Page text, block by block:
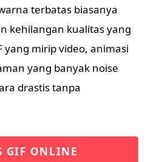
terbatas biasanya
kehilangan kualitas yang
yang mirip video, animasi
yang banyak noise
drastis tanpa
GIF ONLINE